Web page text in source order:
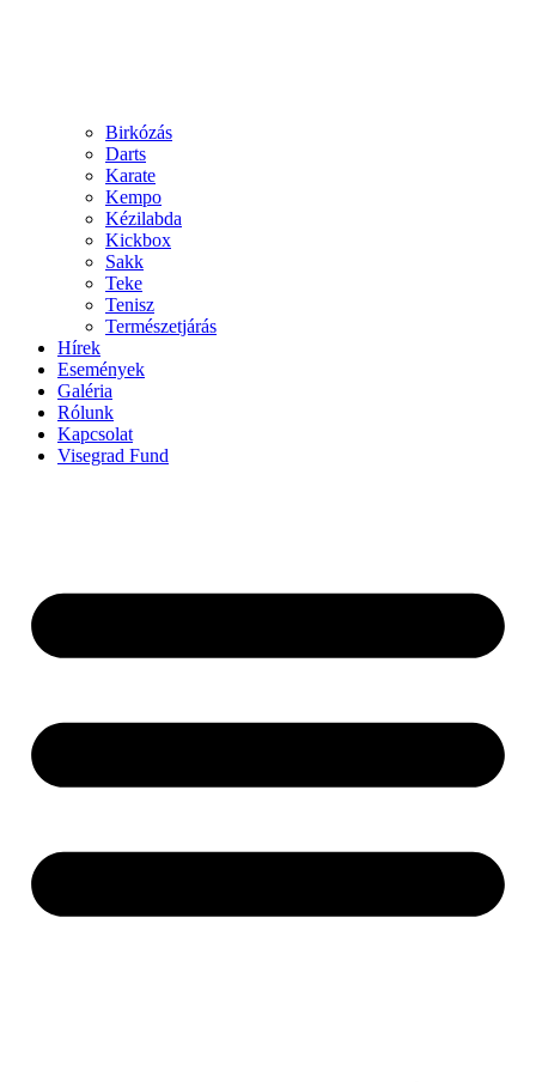
Birkózás
Darts
Karate
Kempo
Kézilabda
Kickbox
Sakk
Teke
Tenisz
Természetjárás
Hírek
Események
Galéria
Rólunk
Kapcsolat
Visegrad Fund